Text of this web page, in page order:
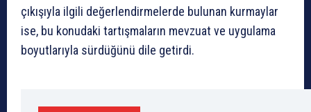
çıkışıyla ilgili değerlendirmelerde bulunan kurmaylar
ise, bu konudaki tartışmaların mevzuat ve uygulama
boyutlarıyla sürdüğünü dile getirdi.